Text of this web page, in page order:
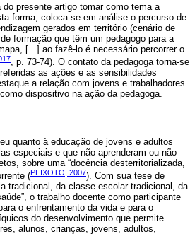
presente artigo tomar como tema a
forma, coloca-se em análise o percurso de
gerados em território (cenário de
formação que têm um pedagogo para a
[...] ao fazê-lo é necessário percorrer o
, p. 73-74). O contato da pedagoga torna-se
as ações e as sensibilidades
a relação com jovens e trabalhadores
dispositivo na ação da pedagoga.
quanto à educação de jovens e adultos
especiais e que não aprenderam ou não
sobre uma “docência desterritorializada,
(PEIXOTO, 2007). Com sua tese de
tradicional, da classe escolar tradicional, da
o trabalho docente como participante
o enfrentamento da vida e para o
do desenvolvimento que permite
alunos, crianças, jovens, adultos,